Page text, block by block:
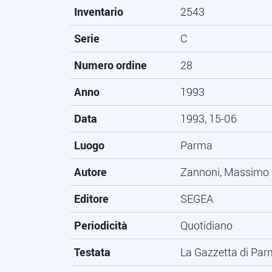
Inventario
2543
Serie
C
Numero ordine
28
Anno
1993
Data
1993, 15-06
Luogo
Parma
Autore
Zannoni, Massimo
Editore
SEGEA
Periodicità
Quotidiano
Testata
La Gazzetta di